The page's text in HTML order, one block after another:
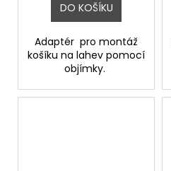
DO KOŠÍKU
Adaptér pro montáž
košíku na lahev pomocí
objímky.